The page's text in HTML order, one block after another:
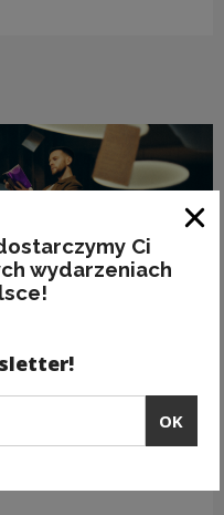
Ci
wydarzeniach
OK